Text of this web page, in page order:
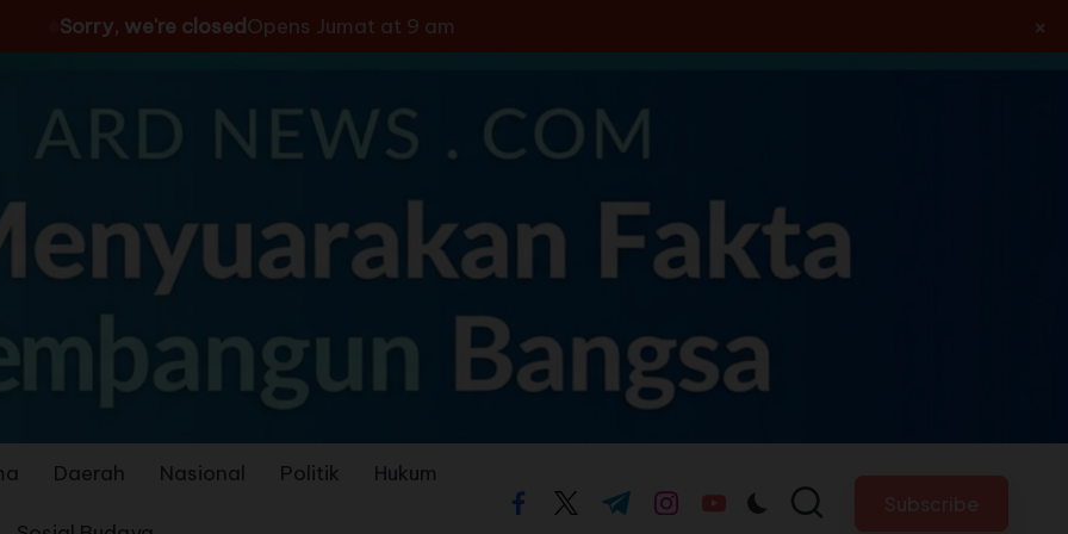
Sorry, we're closedOpens Jumat at 9 am ×
Daerah Nasional Politik Hukum